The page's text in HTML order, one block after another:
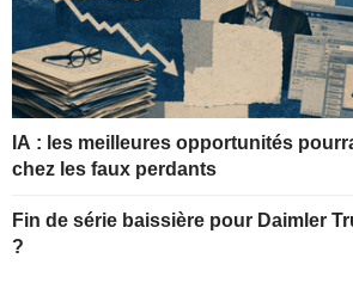
IA : les meilleures opportunités
chez les faux perdants
Fin de série baissière pour Daimler
?